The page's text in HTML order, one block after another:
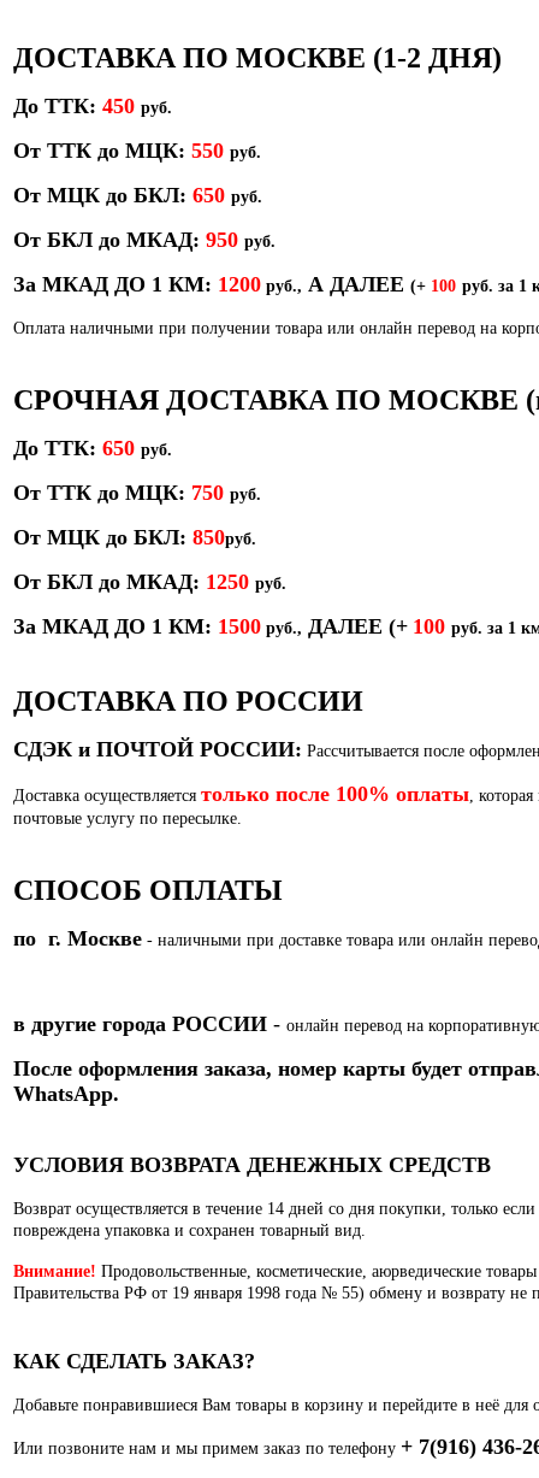
ДОСТАВКА ПО МОСКВЕ (1-2 ДНЯ)
До ТТК: 450 руб.
От ТТК до МЦК: 550 руб.
От МЦК до БКЛ: 650 руб.
От БКЛ до МКАД: 950 руб.
За МКАД ДО 1 КМ: 1200 руб., А ДАЛЕЕ (+ 100 руб. за 1
Оплата наличными при получении товара или онлайн перевод на
СРОЧНАЯ ДОСТАВКА ПО МОСКВЕ (в
До ТТК: 650 руб.
От ТТК до МЦК: 750 руб.
От МЦК до БКЛ: 850руб.
От БКЛ до МКАД: 1250 руб.
За МКАД ДО 1 КМ: 1500 руб., ДАЛЕЕ (+ 100 руб. за 1
ДОСТАВКА ПО РОССИИ
СДЭК и ПОЧТОЙ РОССИИ: Рассчитывается после
Доставка осуществляется только после 100% оплаты ,
почтовые услугу по пересылке.
СПОСОБ ОПЛАТЫ
по г. Москве - наличными при доставке товара или онлайн
в другие города РОССИИ - онлайн перевод на
После оформления заказа, номер карты будет
WhatsApp.
УСЛОВИЯ ВОЗВРАТА ДЕНЕЖНЫХ СРЕДСТВ
Возврат осуществляется в течение 14 дней со дня покупки, только
повреждена упаковка и сохранен товарный вид.
Внимание! Продовольственные, косметические, аюрведические
Правительства РФ от 19 января 1998 года № 55) обмену и возврату не
КАК СДЕЛАТЬ ЗАКАЗ?
Добавьте понравившиеся Вам товары в корзину и перейдите в неё для
Или позвоните нам и мы примем заказ по телефону + 7(916) 436-